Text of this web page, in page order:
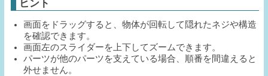
ヒント
画面をドラッグすると、物体が回転して隠れたネジや構造
を確認できます。
画面左のスライダーを上下してズームできます。
パーツが他のパーツを支えている場合、順番を間違えると
外せません。